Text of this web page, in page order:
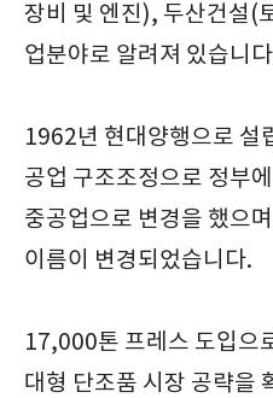
장비 및 엔진), 두산건설(
업분야로 알려져 있습니
1962년 현대양행으로 설
공업 구조조정으로 정부
중공업으로 변경을 했으
이름이 변경되었습니다.
17,000톤 프레스 도입으
대형 단조품 시장 공략을